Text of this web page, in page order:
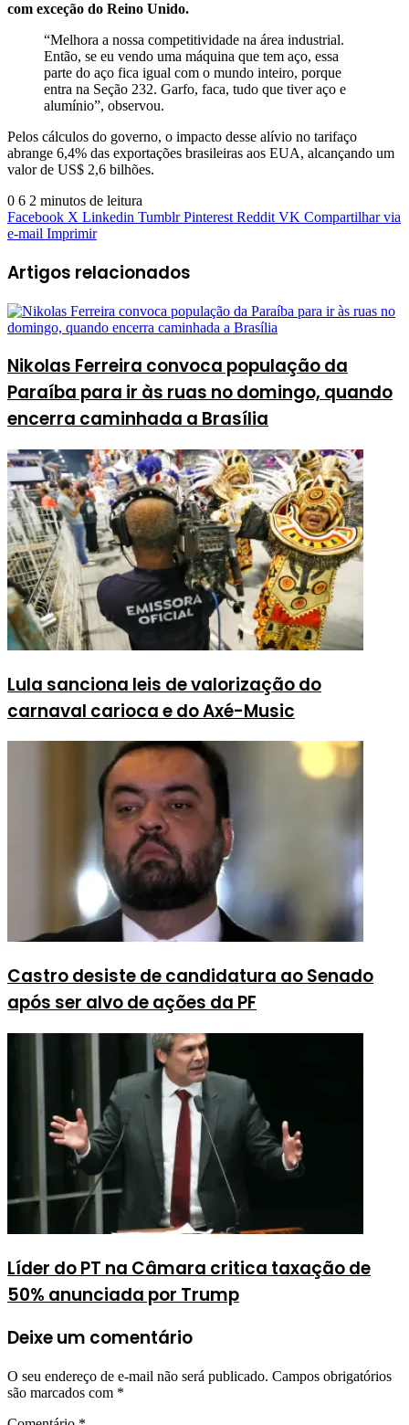
com exceção do Reino Unido.
“Melhora a nossa competitividade na área industrial.
Então, se eu vendo uma máquina que tem aço, essa
parte do aço fica igual com o mundo inteiro, porque
entra na Seção 232. Garfo, faca, tudo que tiver aço e
alumínio”, observou.
Pelos cálculos do governo, o impacto desse alívio no tarifaço
abrange 6,4% das exportações brasileiras aos EUA, alcançando um
valor de US$ 2,6 bilhões.
0 6 2 minutos de leitura
Facebook X Linkedin Tumblr Pinterest Reddit VK Compartilhar via
e-mail Imprimir
Artigos relacionados
Nikolas Ferreira convoca população da
Paraíba para ir às ruas no domingo, quando
encerra caminhada a Brasília
Lula sanciona leis de valorização do
carnaval carioca e do Axé-Music
Castro desiste de candidatura ao Senado
após ser alvo de ações da PF
Líder do PT na Câmara critica taxação de
50% anunciada por Trump
Deixe um comentário
O seu endereço de e-mail não será publicado. Campos obrigatórios
são marcados com *